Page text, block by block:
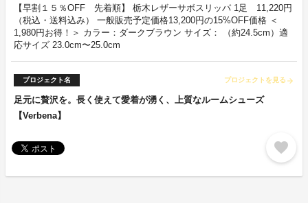
【早割１５％OFF 先着順】 栃木レザーサボスリッパ 1足 11,220円
（税込・送料込み） 一般販売予定価格13,200円の15%OFF価格 ＜
1,980円お得！＞ カラー：ダークブラウン サイズ： （約24.5cm）適
応サイズ 23.0cm〜25.0cm
プロジェクト名 プロジェクトを見る arrow_forward
足元に贅沢を。長く使えて愛着が湧く、上質なルームシューズ
【Verbena】
favorite